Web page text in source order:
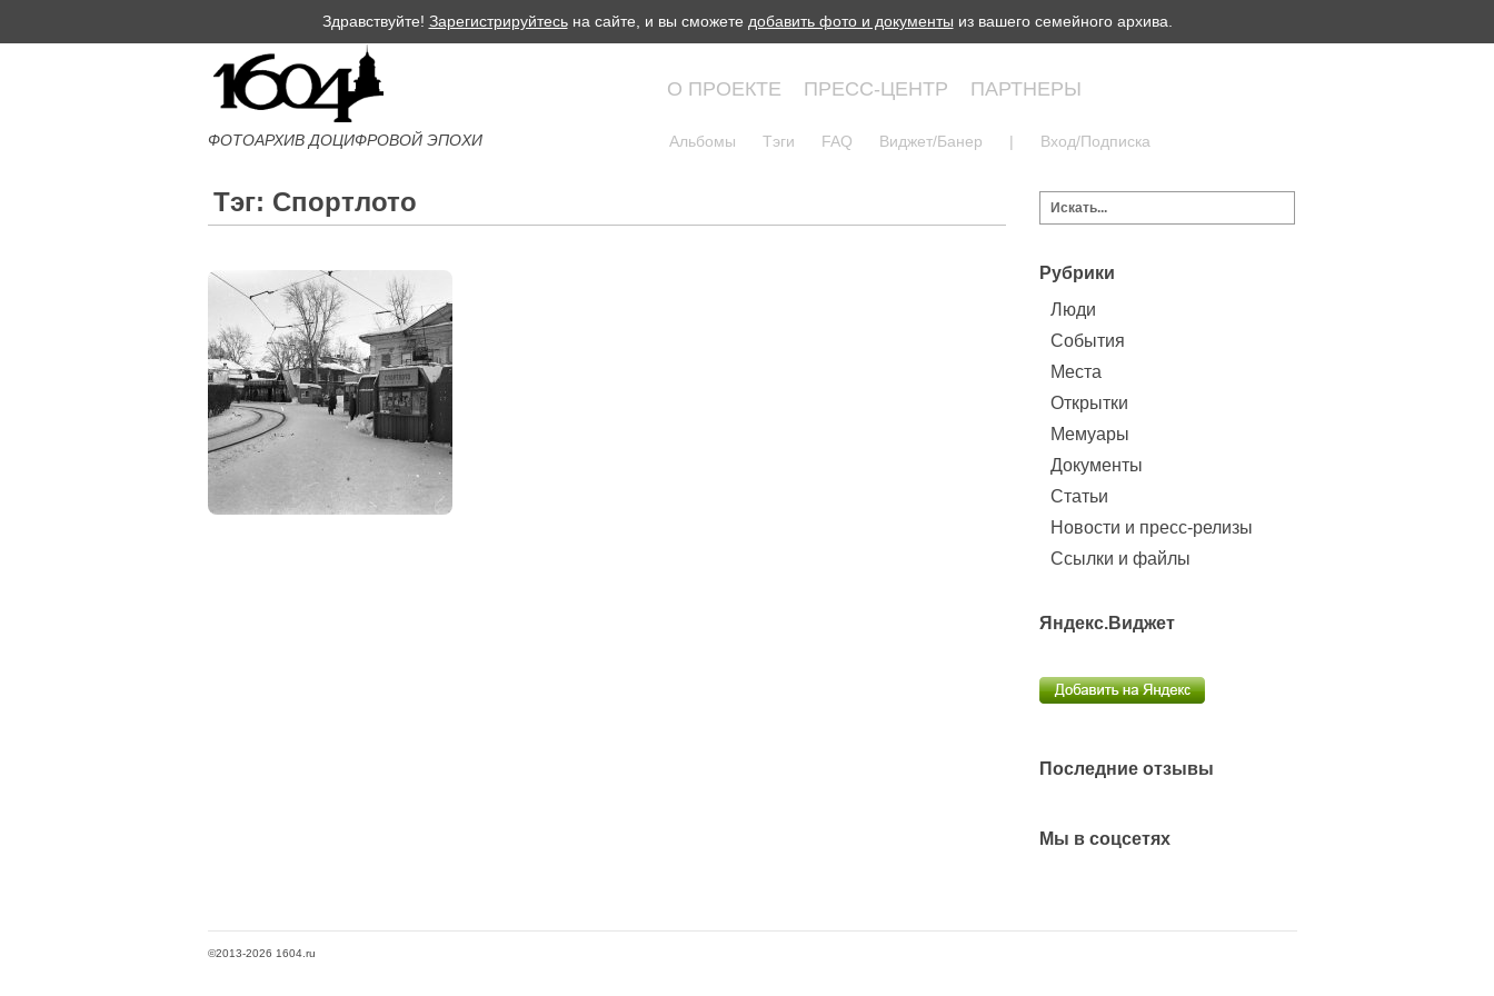
Здравствуйте! Зарегистрируйтесьна сайте, и вы сможете добавить фото и документы из вашего семейного архива.
ФОТОАРХИВ ДОЦИФРОВОЙ ЭПОХИ
О ПРОЕКТЕ ПРЕСС-ЦЕНТР ПАРТНЕРЫ
Альбомы Тэги FAQ Виджет/Банер | Вход/Подписка
Тэг: Спортлото
Рубрики
Люди
События
Места
Открытки
Мемуары
Документы
Статьи
Новости и пресс-релизы
Ссылки и файлы
Яндекс.Виджет
Последние отзывы
Мы в соцсетях
©2013-2026 1604.ru